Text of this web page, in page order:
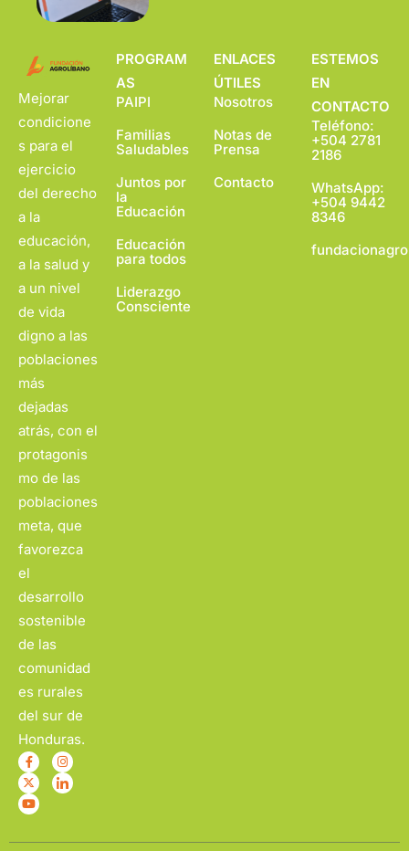
Mejorar
condicione
s para el
ejercicio
del derecho
a la
educación,
a la salud y
a un nivel
de vida
digno a las
poblaciones
más
dejadas
atrás, con el
protagonis
mo de las
poblaciones
meta, que
favorezca
el
desarrollo
sostenible
de las
comunidad
es rurales
del sur de
Honduras.
PROGRAM
AS
PAIPI
Familias
Saludables
Juntos por
la
Educación
Educación
para todos
Liderazgo
Consciente
ENLACES
ÚTILES
Nosotros
Notas de
Prensa
Contacto
ESTEMOS
EN
CONTACTO
Teléfono:
+504 2781
2186
WhatsApp:
+504 9442
8346